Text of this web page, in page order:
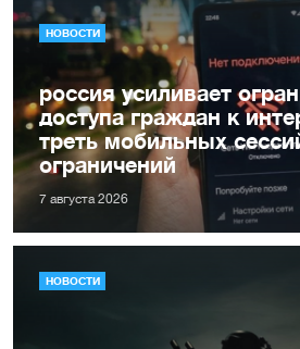
НОВОСТИ
россия усиливает
доступа граждан к
треть мобильных
ограничений
7 августа 2026
НОВОСТИ